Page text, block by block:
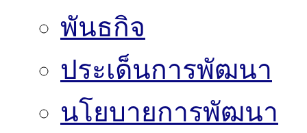
พันธกิจ
ประเด็นการพัฒนา
นโยบายการพัฒนา